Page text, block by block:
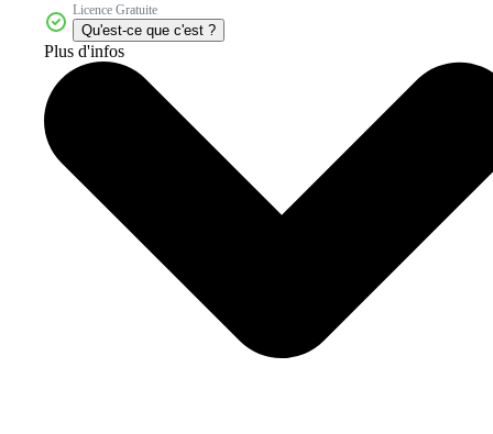
Licence Gratuite
Qu'est-ce que c'est ?
Plus d'infos